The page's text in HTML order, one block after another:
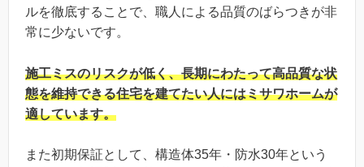
ルを徹底することで、職人による品質のばらつきが非
常に少ないです。
施工ミスのリスクが低く、長期にわたって高品質な状
態を維持できる住宅を建てたい人にはミサワホームが
適しています。
また初期保証として、構造体35年・防水30年という